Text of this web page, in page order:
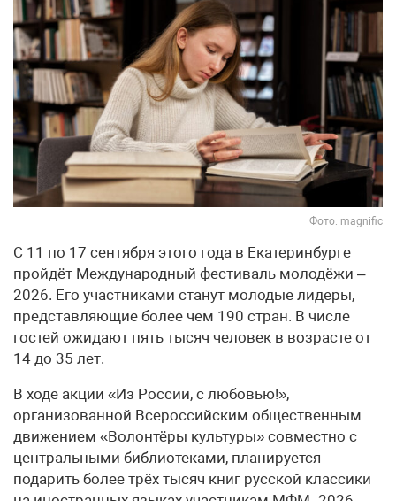
Фото: magnific
С 11 по 17 сентября этого года в Екатеринбурге
пройдёт Международный фестиваль молодёжи –
2026. Его участниками станут молодые лидеры,
представляющие более чем 190 стран. В числе
гостей ожидают пять тысяч человек в возрасте от
14 до 35 лет.
В ходе акции «Из России, с любовью!»,
организованной Всероссийским общественным
движением «Волонтёры культуры» совместно с
центральными библиотеками, планируется
подарить более трёх тысяч книг русской классики